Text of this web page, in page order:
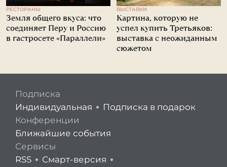
РЕСТОРАНЫ
Земля общего вкуса: что
соединяет Перу и Россию
в гастросете «Параллели»
ВЫСТАВКИ
Картина, которую не
успел купить Третьяков:
выставка с неожиданным
сюжетом
Подписка
Индивидуальная
Подписка в подарок
Конференции
Ближайшие события
Сервисы
RSS
Смарт-версия